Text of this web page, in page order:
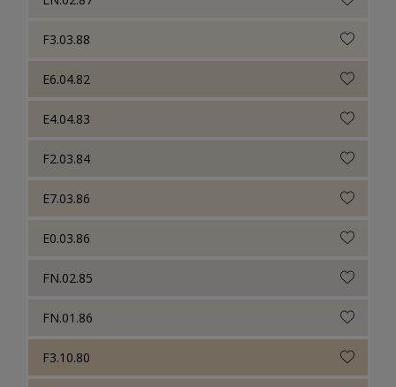
F3.03.88
E6.04.82
E4.04.83
F2.03.84
E7.03.86
E0.03.86
FN.02.85
FN.01.86
F3.10.80